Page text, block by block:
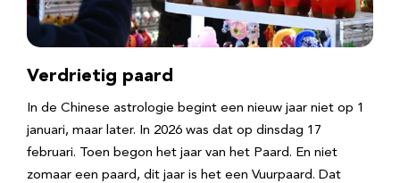
Verdrietig paard
In de Chinese astrologie begint een nieuw jaar niet op 1
januari, maar later. In 2026 was dat op dinsdag 17
februari. Toen begon het jaar van het Paard. En niet
zomaar een paard, dit jaar is het een Vuurpaard. Dat